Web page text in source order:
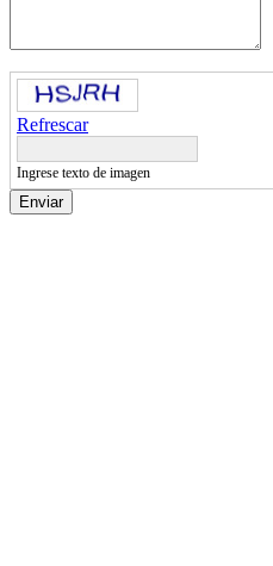
Refrescar
Ingrese texto de imagen